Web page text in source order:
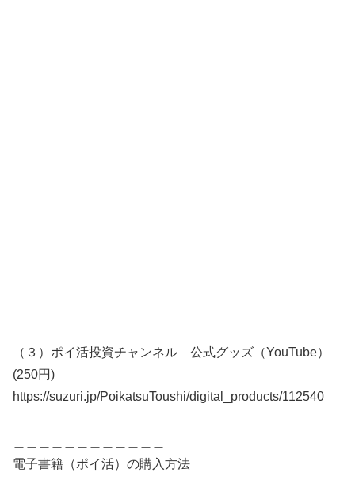
（３）ポイ活投資チャンネル 公式グッズ（YouTube）
(250円)
https://suzuri.jp/PoikatsuToushi/digital_products/112540
電子書籍（ポイ活）の購入方法